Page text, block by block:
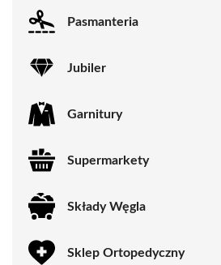
Pasmanteria
Jubiler
Garnitury
Supermarkety
Składy Węgla
Sklep Ortopedyczny